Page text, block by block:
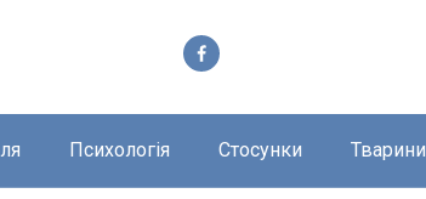
Психологія Стосунки Тварини